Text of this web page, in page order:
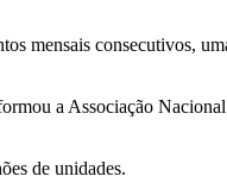
mensais consecutivos,
a Associação
de unidades.